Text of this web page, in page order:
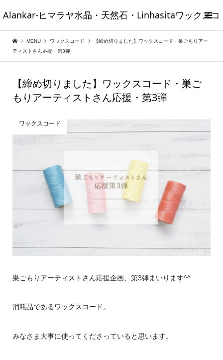
Alankar-ヒマラヤ水晶・天然石・Linhasitaワックスコ
ード（ロウビキ紐）
MENU ワックスコード
【締め切りました】ワックスコード・巣ごもりアー
ティストさん応援・第3弾
【締め切りました】ワックスコード・巣ご
もりアーティストさん応援・第3弾
ワックスコード
巣ごもりアーティストさん応援企画、第3弾まいります^^
消耗品であるワックスコード。
みなさま大事に使ってくださっていると思います。